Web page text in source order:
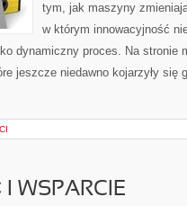
tym, jak maszyny
w którym innowacyjność
dynamiczny proces. Na stronie
jeszcze niedawno kojarzyły się
WSPARCIE